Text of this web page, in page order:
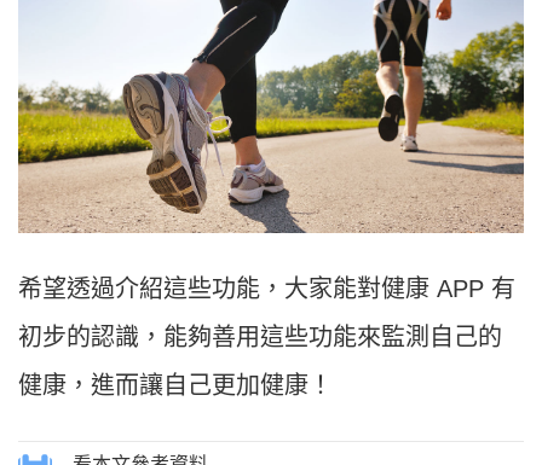
希望透過介紹這些功能，大家能對健康 APP 有
初步的認識，能夠善用這些功能來監測自己的
健康，進而讓自己更加健康！